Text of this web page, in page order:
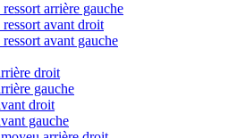
arrière gauche
avant droit
avant gauche
droit
gauche
droit
gauche